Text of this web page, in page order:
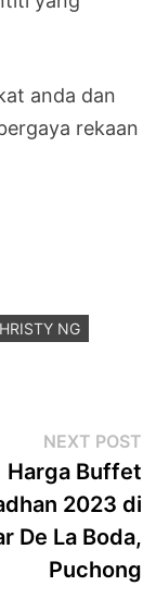
anda dan
rekaan
NG
NEXT POST
Harga Buffet
2023 di
De La Boda,
Puchong